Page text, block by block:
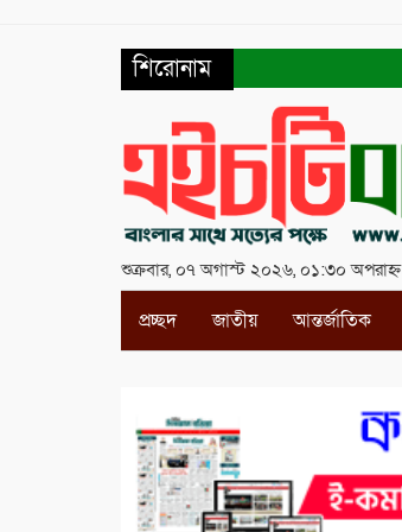
শিরোনাম
শুক্রবার, ০৭ অগাস্ট ২০২৬, ০১:৩০ অপরাহ্ন
প্রচ্ছদ জাতীয় আন্তর্জাতিক